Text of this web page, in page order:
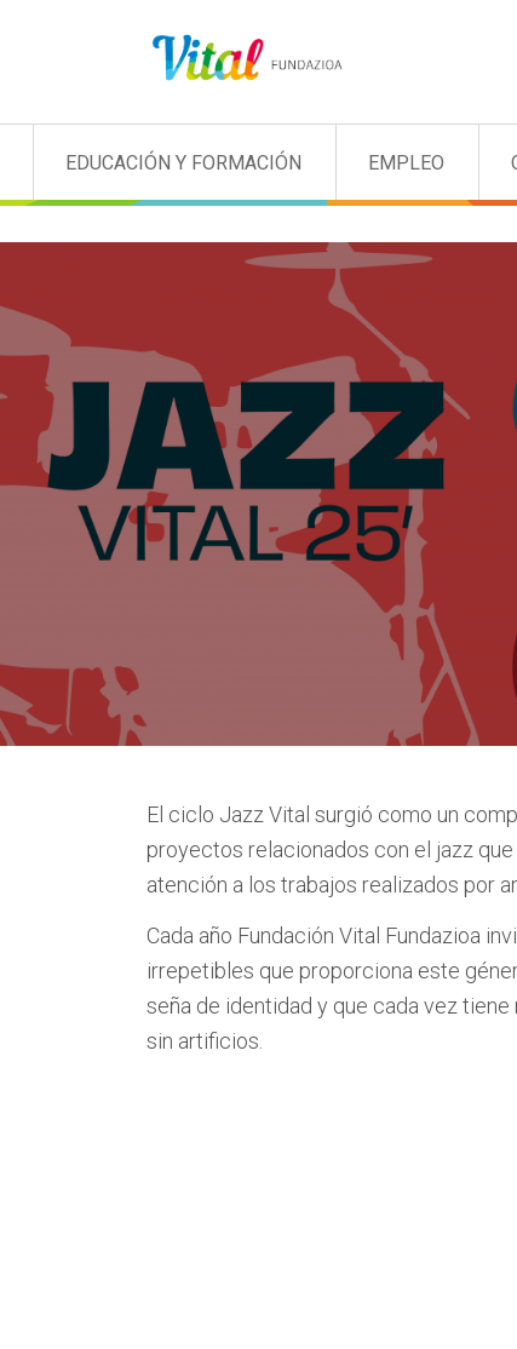
EDUCACIÓN Y FORMACIÓN EMPLEO
El ciclo Jazz Vital surgió como un
proyectos relacionados con el jazz
atención a los trabajos realizados por
Cada año Fundación Vital Fundazioa
irrepetibles que proporciona este
seña de identidad y que cada vez
sin artificios.